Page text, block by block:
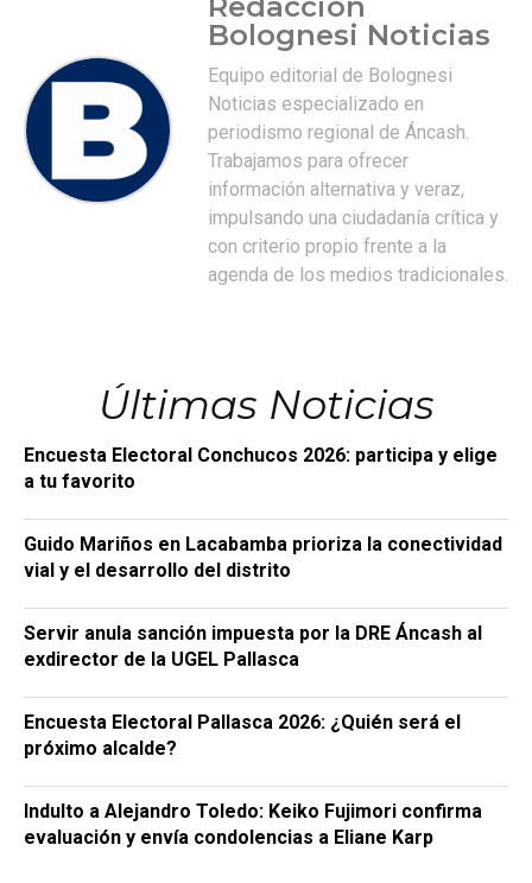
Bolognesi Noticias
Equipo editorial de Bolognesi
Noticias especializado en
periodismo regional de Áncash.
Trabajamos para ofrecer
información alternativa y veraz,
impulsando una ciudadanía crítica y
con criterio propio frente a la
agenda de los medios tradicionales.
Últimas Noticias
Encuesta Electoral Conchucos 2026: participa y elige
a tu favorito
Guido Mariños en Lacabamba prioriza la conectividad
vial y el desarrollo del distrito
Servir anula sanción impuesta por la DRE Áncash al
exdirector de la UGEL Pallasca
Encuesta Electoral Pallasca 2026: ¿Quién será el
próximo alcalde?
Indulto a Alejandro Toledo: Keiko Fujimori confirma
evaluación y envía condolencias a Eliane Karp